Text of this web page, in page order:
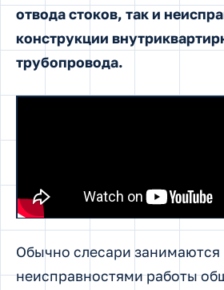
отвода стоков, так и
конструкции
трубопровода.
Обычно слесари занимаются
неисправностями работы